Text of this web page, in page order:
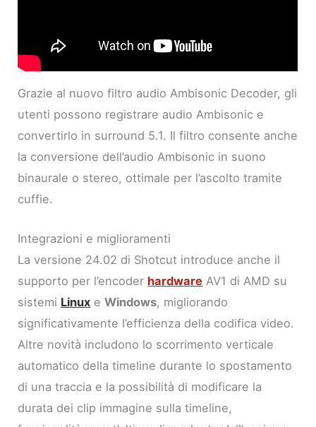
Grazie al nuovo filtro audio Ambisonic Decoder, gli
utenti possono registrare audio Ambisonic e
convertirlo in surround 5.1. Il filtro consente anche
la conversione dell’audio Ambisonic in suono
binaurale o stereo, ottimale per l’ascolto tramite
cuffie.
Integrazioni e miglioramenti
La versione 24.02 di Shotcut introduce anche il
supporto per l’encoder hardware AV1 di AMD su
sistemi Linux eWindows, migliorando
significativamente l’efficienza della codifica video.
Altre novità includono lo scorrimento verticale
automatico della timeline durante lo spostamento
di una traccia e la possibilità di modificare la
durata dei clip immagine sulla timeline,